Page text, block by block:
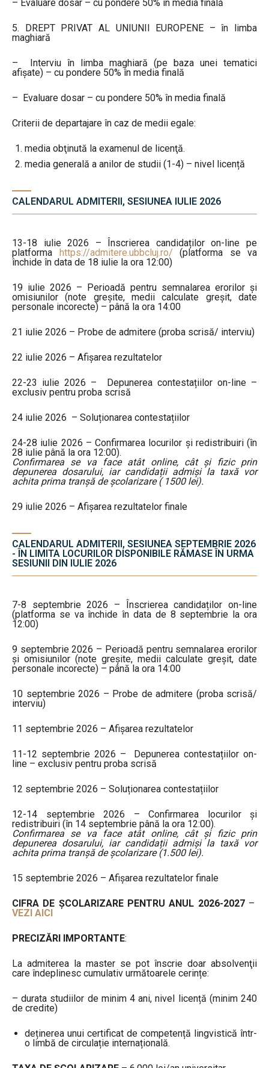
– Evaluare dosar – cu pondere 50% în media finală
5. DREPT PRIVAT AL UNIUNII EUROPENE – în limba
maghiară
– Interviu în limba maghiară (pe baza unei tematici
afișate) – cu pondere 50% în media finală
– Evaluare dosar – cu pondere 50% în media finală
Criterii de departajare în caz de medii egale:
media obţinută la examenul de licenţă.
media generală a anilor de studii (1-4) – nivel licență
CALENDARUL ADMITERII, SESIUNEA IULIE 2026
13-18 iulie 2026 – Înscrierea candidaților on-line pe
platforma
https://admitere.ubbcluj.ro/ (platforma se va
închide în data de 18 iulie la ora 12:00)
19 iulie 2026 – Perioadă pentru semnalarea erorilor și
omisiunilor (note greșite, medii calculate greșit, date
personale incorecte) – până la ora 14:00
21 iulie 2026 – Probe de admitere (proba scrisă/ interviu)
22 iulie 2026 – Afișarea rezultatelor
22-23 iulie 2026 – Depunerea contestațiilor on-line –
exclusiv pentru proba scrisă
24 iulie 2026 – Soluționarea contestațiilor
24-28 iulie 2026 – Confirmarea locurilor și redistribuiri (în
28 iulie până la ora 12:00).
Confirmarea se va face atât online, cât și fizic prin
depunerea dosarului, iar candidații admiși la taxă vor
achita prima tranșă de școlarizare ( 1500 lei).
29 iulie 2026 – Afişarea rezultatelor finale
CALENDARUL ADMITERII, SESIUNEA SEPTEMBRIE 2026
- ÎN LIMITA LOCURILOR DISPONIBILE RĂMASE ÎN URMA
SESIUNII DIN IULIE 2026
7-8 septembrie 2026 – Înscrierea candidaților on-line
(platforma se va închide în data de 8 septembrie la ora
12:00)
9 septembrie 2026 – Perioadă pentru semnalarea erorilor
și omisiunilor (note greșite, medii calculate greșit, date
personale incorecte) – până la ora 14:00
10 septembrie 2026 – Probe de admitere (proba scrisă/
interviu)
11 septembrie 2026 – Afișarea rezultatelor
11-12 septembrie 2026 – Depunerea contestațiilor on-
line – exclusiv pentru proba scrisă
12 septembrie 2026 – Soluționarea contestațiilor
12-14 septembrie 2026 – Confirmarea locurilor și
redistribuiri (în 14 septembrie până la ora 12:00).
Confirmarea se va face atât online, cât și fizic prin
depunerea dosarului, iar candidații admiși la taxă vor
achita prima tranșă de școlarizare (1.500 lei).
15 septembrie 2026 – Afişarea rezultatelor finale
CIFRA DE ȘCOLARIZARE PENTRU ANUL 2026-2027–
VEZI AICI
PRECIZĂRI IMPORTANTE:
La admiterea la master se pot înscrie doar absolvenţii
care îndeplinesc cumulativ următoarele cerințe:
– durata studiilor de minim 4 ani, nivel licență (minim 240
de credite)
deținerea unui certificat de competență lingvistică într-
o limbă de circulație internațională.